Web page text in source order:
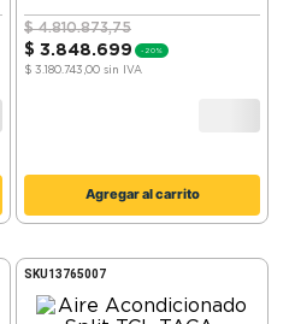
Frío/Calor
$ 4.810.873,75
$ 3.848.699 -20%
$ 3.180.743,00 sin IVA
Agregar al carrito
SKU13765007